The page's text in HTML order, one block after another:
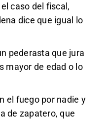
caso del fiscal,
dice que igual lo
pederasta que jura
mayor de edad o lo
el fuego por nadie y
de zapatero, que